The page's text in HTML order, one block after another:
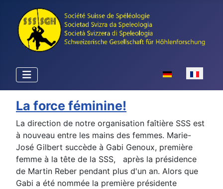
Sélectionnez
La force féminine!
La direction de notre organisation faîtière SSS est
à nouveau entre les mains des femmes. Marie-
José Gilbert succède à Gabi Genoux, première
femme à la tête de la SSS, après la présidence
de Martin Reber pendant plus d'un an. Alors que
Gabi a été nommée la première présidente